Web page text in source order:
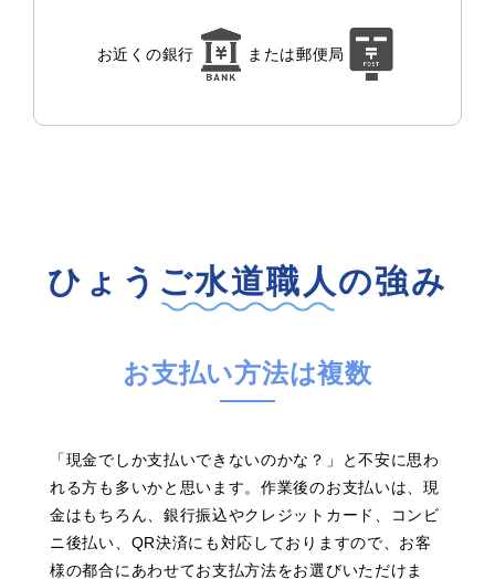
お近くの銀行 または郵便局
ひょうご水道職人の強み
お支払い方法は複数
「現金でしか支払いできないのかな？」と不安に思わ
れる方も多いかと思います。作業後のお支払いは、現
金はもちろん、銀行振込やクレジットカード、コンビ
ニ後払い、QR決済にも対応しておりますので、お客
様の都合にあわせてお支払方法をお選びいただけま